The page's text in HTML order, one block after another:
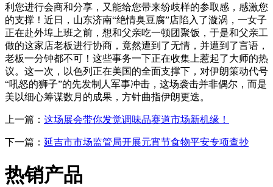
利您进行会商和分享，又能给您带来纷歧样的参取感，感激您
的支撑！近日，山东济南“绝情臭豆腐”店陷入了漩涡，一女子
正在赴外埠上班之前，想和父亲吃一顿团聚饭，于是和父亲工
做的这家店老板进行协商，竟然遭到了无情，并遭到了言语，
老板一分钟都不可！这些事务一下正在收集上惹起了大师的热
议。这一次，以色列正在美国的全面支撑下，对伊朗策动代号
“吼怒的狮子”的先发制人军事冲击，这场袭击并非偶尔，而是
美以细心筹谋数月的成果，方针曲指伊朗更迭。
上一篇： 这场展会带你发觉调味品赛道市场新机缘！
下一篇： 延吉市市场监管局开展元宵节食物平安专项查抄
热销产品